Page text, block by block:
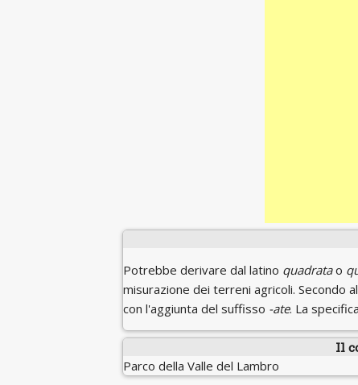
Potrebbe derivare dal latino quadratao
misurazione dei terreni agricoli. Secondo
con l'aggiunta del suffisso -ate. La
Il
Parco della Valle del Lambro